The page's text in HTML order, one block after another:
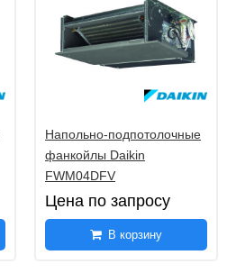
Напольно-подпотолочные
фанкойлы Daikin
FWM04DFV
Цена по запросу
В корзину